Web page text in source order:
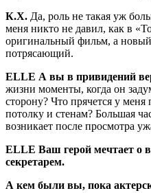
К.Х. Да, роль не такая уж
меня никто не да­вил, как в
оригинальный фильм, а
потрясающий.
ELLE А вы в привидений
жизни мо­менты, когда он
сторону? Что прячется у
потолку и стенам? Большая
возникает по­сле просмотра
ELLE Ваш герой мечтает о
секретарем.
А кем были вы, пока